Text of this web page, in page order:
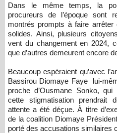
Dans le même temps, la
procureurs de l’époque sont
montrés prompts à faire
solides. Ainsi, plusieurs
vent du changement en 2024,
que d’autres demeurent encore
Beaucoup espéraient qu’avec
Bassirou Diomaye Faye lui-
proche d’Ousmane Sonko,
cette stigmatisation prendrait
attente a été déçue. À titre
de la coalition Diomaye
porté des accusations similaires